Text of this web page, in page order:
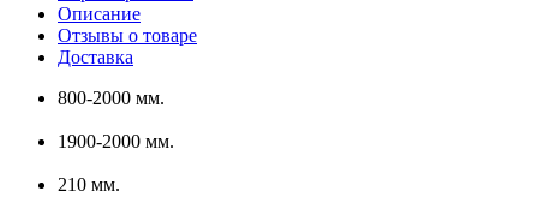
Описание
Отзывы о товаре
Доставка
800-2000 мм.
1900-2000 мм.
210 мм.